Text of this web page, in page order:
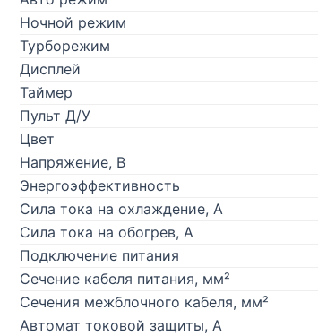
Ночной режим
Турборежим
Дисплей
Таймер
Пульт Д/У
Цвет
Напряжение, В
Энергоэффективность
Сила тока на охлаждение, А
Сила тока на обогрев, А
Подключение питания
Сечение кабеля питания, мм²
Сечения межблочного кабеля, мм²
Автомат токовой защиты, А